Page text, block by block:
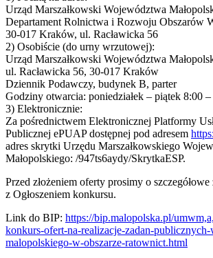
Urząd Marszałkowski Województwa
Departament Rolnictwa i Rozwoju Obszarów
30-017 Kraków, ul. Racławicka 56
2) Osobiście (do urny wrzutowej):
Urząd Marszałkowski Województwa
ul. Racławicka 56, 30-017 Kraków
Dziennik Podawczy, budynek B, parter
Godziny otwarcia: poniedziałek – piątek 8:00
3) Elektronicznie:
Za pośrednictwem Elektronicznej Platformy
Publicznej ePUAP dostępnej pod adresem
adres skrytki Urzędu Marszałkowskiego
Małopolskiego: /947ts6aydy/SkrytkaESP.
Przed złożeniem oferty prosimy o szczegółowe
z Ogłoszeniem konkursu.
Link do BIP: https://bip.malopolska.pl/
konkurs-ofert-na-realizacje-zadan-
malopolskiego-w-obszarze-ratownict.html